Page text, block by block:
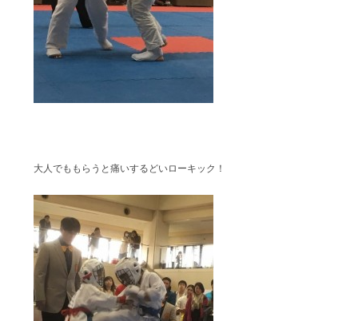
大人でももらうと痛いするどいローキック！